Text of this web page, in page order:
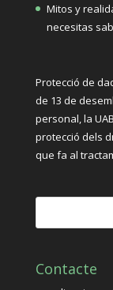
Mitos y
necesitas
Protecció de
de 13 de
personal, la
protecció dels
que fa al
Contacte